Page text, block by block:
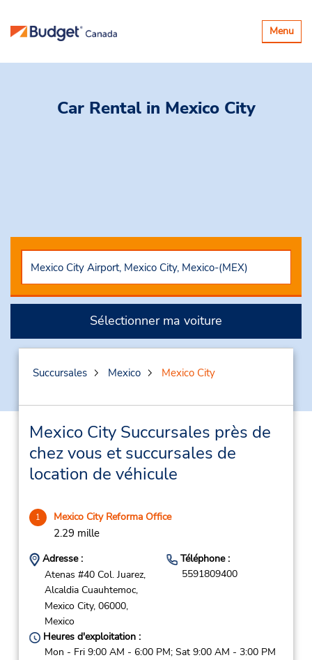
Basculer
la
Menu
Car Rental in Mexico City
Sélectionner ma voiture
Succursales Mexico Mexico City
Mexico City Succursales près de
chez vous et succursales de
location de véhicule
1 Mexico City Reforma Office
2.29 mille
Adresse :
Atenas #40 Col. Juarez,
Alcaldia Cuauhtemoc,
Mexico City, 06000,
Mexico
Téléphone :
5591809400
Heures d'exploitation :
Mon - Fri 9:00 AM - 6:00 PM; Sat 9:00 AM - 3:00 PM